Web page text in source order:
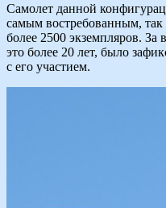
Самолет данной
самым востребованным, так
более 2500 экземпляров. За
это более 20 лет, было
с его участием.